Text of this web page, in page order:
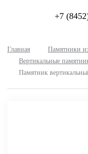
+7
Главная
Памятники
Вертикальные
Памятник